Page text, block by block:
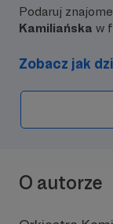
Podaruj
Kamiliańska w
Zobacz jak
O autorze